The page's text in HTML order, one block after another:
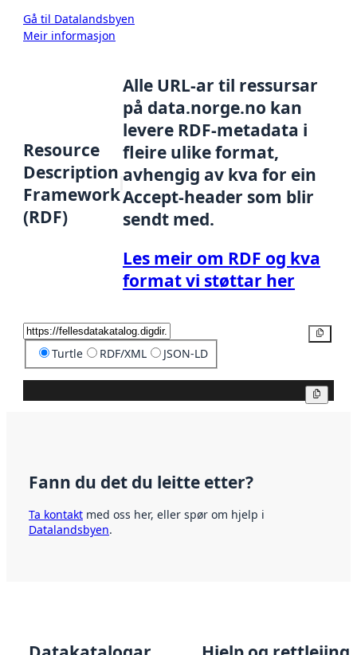
Gå til Datalandsbyen
Meir informasjon
Resource
Description
Framework
(RDF)
Alle URL-ar til ressursar
på data.norge.no kan
levere RDF-metadata i
fleire ulike format,
avhengig av kva for ein
Accept-header som blir
sendt med.
Les meir om RDF og kva
format vi støttar her
Turtle RDF/XML JSON-LD
Fann du det du leitte etter?
Ta kontakt med oss her, eller spør om hjelp i
Datalandsbyen.